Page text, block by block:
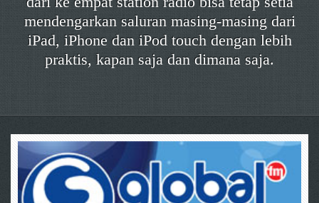
mendengarkan saluran masing-masing dari
iPad, iPhone dan iPod touch dengan lebih
praktis, kapan saja dan dimana saja.